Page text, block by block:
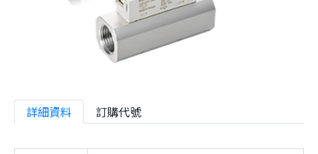
詳細資料 訂購代號